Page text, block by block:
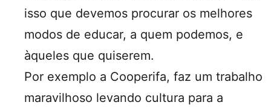
isso que devemos procurar os melhores
modos de educar, a quem podemos, e
àqueles que quiserem.
Por exemplo a Cooperifa, faz um trabalho
maravilhoso levando cultura para a